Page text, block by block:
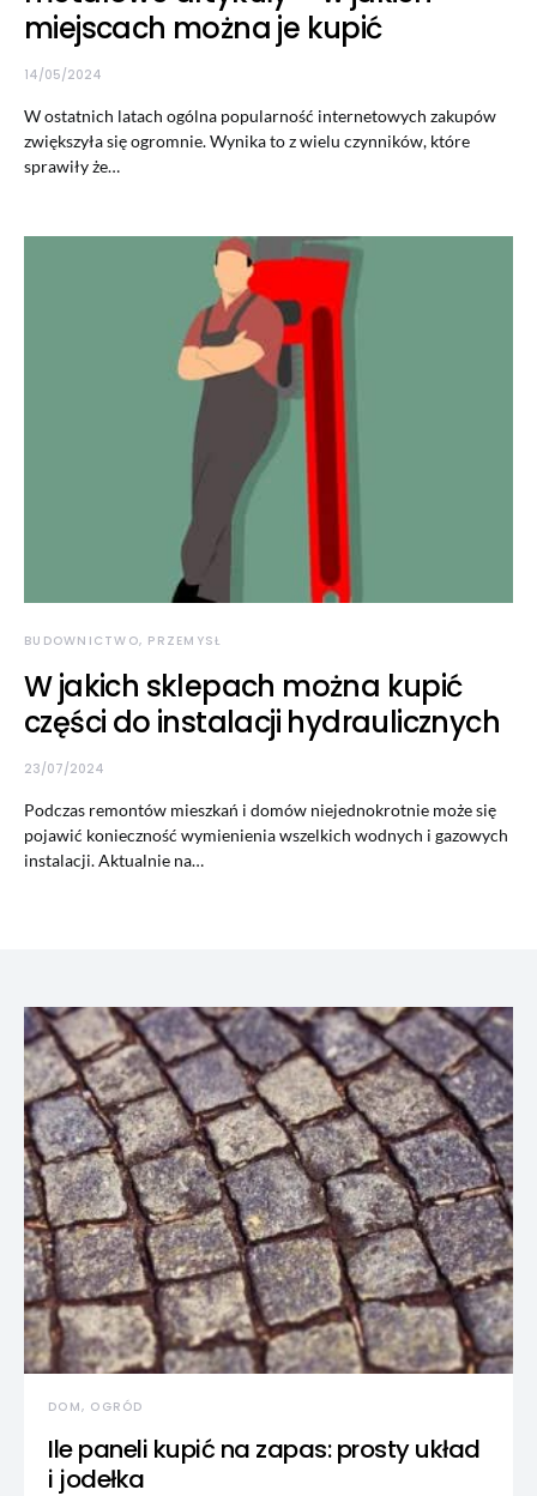
miejscach można je kupić
14/05/2024
W ostatnich latach ogólna popularność internetowych zakupów
zwiększyła się ogromnie. Wynika to z wielu czynników, które
sprawiły że…
BUDOWNICTWO, PRZEMYSŁ
W jakich sklepach można kupić
części do instalacji hydraulicznych
23/07/2024
Podczas remontów mieszkań i domów niejednokrotnie może się
pojawić konieczność wymienienia wszelkich wodnych i gazowych
instalacji. Aktualnie na…
DOM, OGRÓD
Ile paneli kupić na zapas: prosty układ
i jodełka